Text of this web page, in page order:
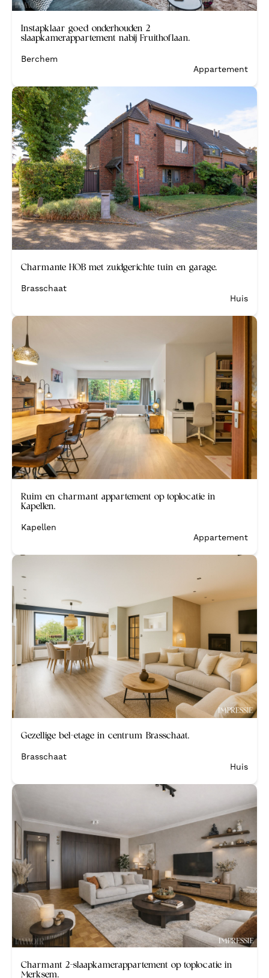
Instapklaar goed onderhouden 2
slaapkamerappartement nabij Fruithoflaan.
Berchem
Appartement
Charmante HOB met zuidgerichte tuin en garage.
Brasschaat
Huis
Ruim en charmant appartement op toplocatie in
Kapellen.
Kapellen
Appartement
Gezellige bel-etage in centrum Brasschaat.
Brasschaat
Huis
Charmant 2-slaapkamerappartement op toplocatie in
Merksem.